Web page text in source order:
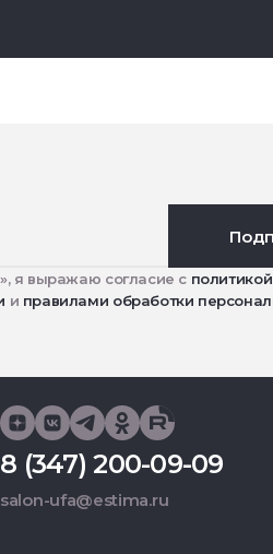
я выражаю согласие с политикой
и правилами обработки
8 (347) 200-09-09
salon-ufa@estima.ru